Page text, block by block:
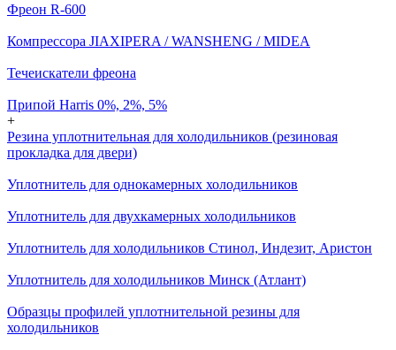
Фреон R-600
Компрессора JIAXIPERA / WANSHENG / MIDEA
Течеискатели фреона
Припой Harris 0%, 2%, 5%
+
Резина уплотнительная для холодильников (резиновая
прокладка для двери)
Уплотнитель для однокамерных холодильников
Уплотнитель для двухкамерных холодильников
Уплотнитель для холодильников Стинол, Индезит, Аристон
Уплотнитель для холодильников Минск (Атлант)
Образцы профилей уплотнительной резины для
холодильников